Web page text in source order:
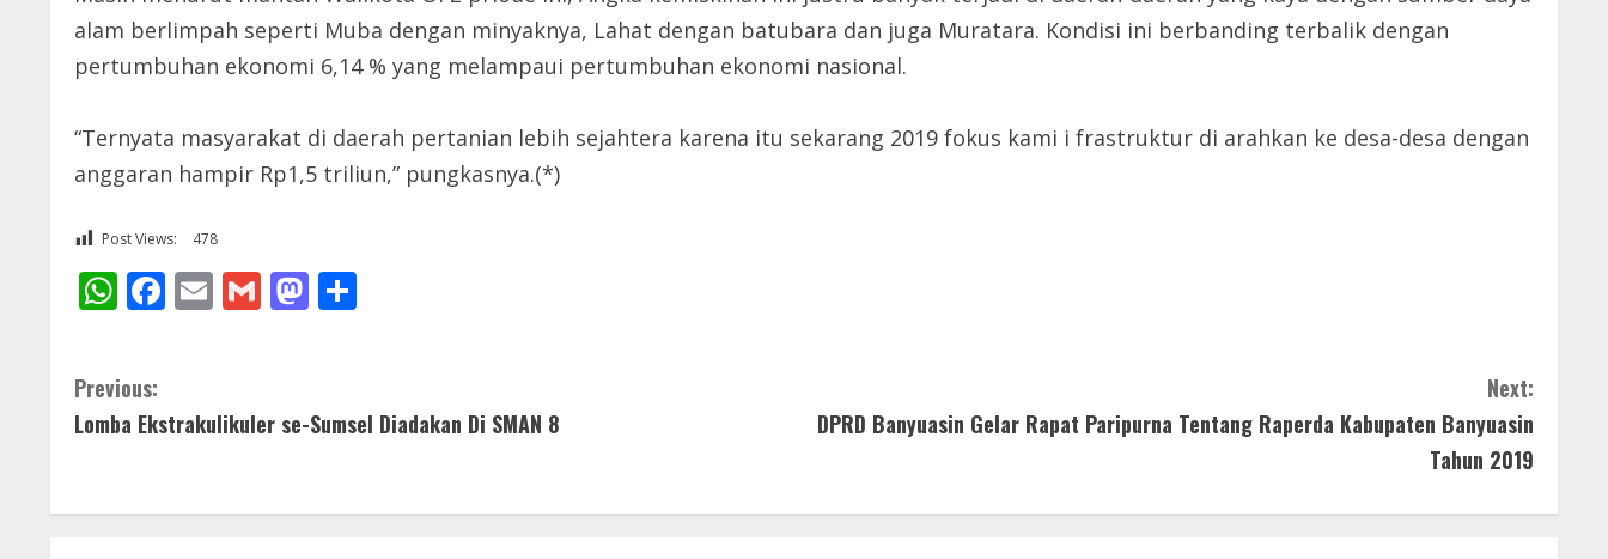
alam berlimpah seperti Muba dengan minyaknya, Lahat dengan batubara dan juga Muratara. Kondisi ini berbanding terbalik dengan
pertumbuhan ekonomi 6,14 % yang melampaui pertumbuhan ekonomi nasional.
“Ternyata masyarakat di daerah pertanian lebih sejahtera karena itu sekarang 2019 fokus kami i frastruktur di arahkan ke desa-desa dengan
anggaran hampir Rp1,5 triliun,” pungkasnya.(*)
Post Views: 478
WhatsApp
Facebook
EmailGmailMastodon
C
o
Previous:
Lomba Ekstrakulikuler se-Sumsel Diadakan Di SMAN 8
Next:
DPRD Banyuasin Gelar Rapat Paripurna Tentang Raperda Kabupaten Banyuasin
Tahun 2019